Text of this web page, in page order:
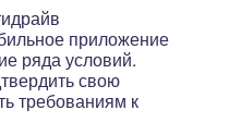
приложение
ряда условий.
свою
требованиям к